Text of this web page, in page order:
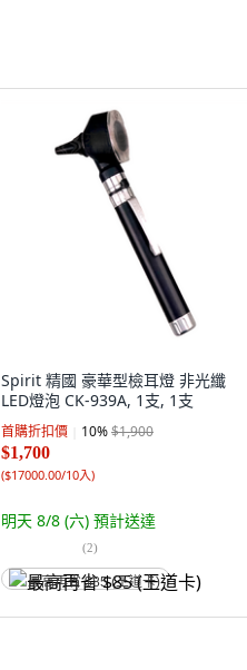
Spirit 精國 豪華型檢耳燈 非光纖
LED燈泡 CK-939A, 1支, 1支
首購折扣價 10%$1,900
$1,700
($17000.00/10入)
明天 8/8 (六) 預計送達
(2)
最高再省 $85 (王道卡)